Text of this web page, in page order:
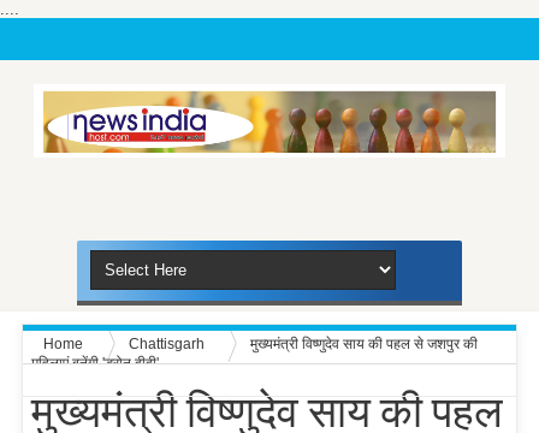
....
Home Chattisgarh
मुख्यमंत्री विष्णुदेव साय की पहल से जशपुर की
महिलाएं बनेंगी 'ड्रोन दीदी'
मुख्यमंत्री विष्णुदेव साय की पहल